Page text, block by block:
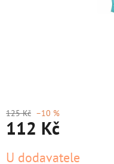
125 Kč –10 %
112 Kč
cena:
U dodavatele